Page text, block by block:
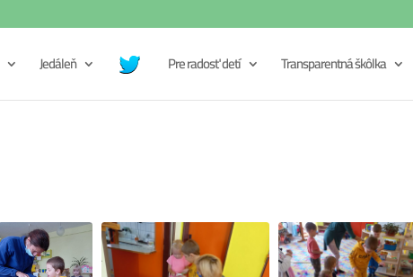
Jedáleň Pre radosť detí Transparentná škôlka